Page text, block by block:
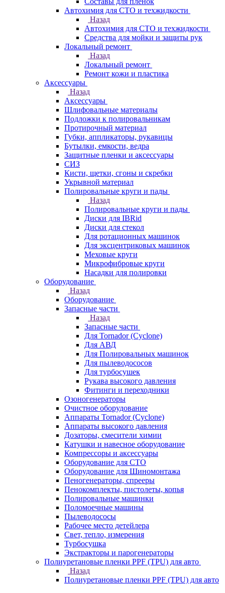
Автохимия для СТО и техжидкости
Назад
Автохимия для СТО и техжидкости
Средства для мойки и защиты рук
Локальный ремонт
Назад
Локальный ремонт
Ремонт кожи и пластика
Аксессуары
Назад
Аксессуары
Шлифовальные материалы
Подложки к полировальникам
Протирочный материал
Губки, аппликаторы, рукавицы
Бутылки, емкости, ведра
Защитные пленки и аксессуары
СИЗ
Кисти, щетки, сгоны и скребки
Укрывной материал
Полировальные круги и пады
Назад
Полировальные круги и пады
Диски для IBRid
Диски для стекол
Для ротационных машинок
Для эксцентриковых машинок
Меховые круги
Микрофибровые круги
Насадки для полировки
Оборудование
Назад
Оборудование
Запасные части
Назад
Запасные части
Для Tornador (Cyclone)
Для АВД
Для Полировальных машинок
Для пылеводососов
Для турбосушек
Рукава высокого давления
Фитинги и переходники
Озоногенераторы
Очистное оборудование
Аппараты Tornador (Cyclone)
Аппараты высокого давления
Дозаторы, смесители химии
Катушки и навесное оборудование
Компрессоры и аксессуары
Оборудование для СТО
Оборудование для Шиномонтажа
Пеногенераторы, спрееры
Пенокомплекты, пистолеты, копья
Полировальные машинки
Поломоечные машины
Пылеводососы
Рабочее место детейлера
Свет, тепло, измерения
Турбосушка
Экстракторы и парогенераторы
Полиуретановые пленки PPF (TPU) для авто
Назад
Полиуретановые пленки PPF (TPU) для авто